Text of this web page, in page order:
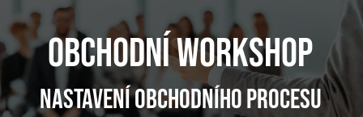
obchodní workshop
nastavení obchodního procesu